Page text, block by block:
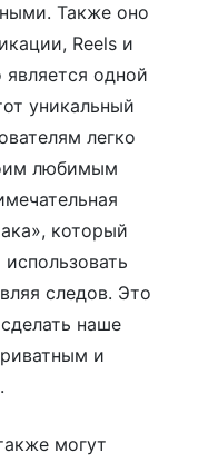
Также оно
Reels и
одной
уникальный
легко
любимым
который
следов. Это
наше
и
могут